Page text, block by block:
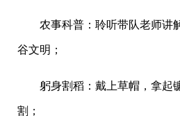
农事科普：聆听带队老师讲
谷文明；
躬身割稻：戴上草帽，拿起
割；